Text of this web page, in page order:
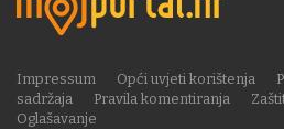
Impressum Opći uvjeti korištenja
sadržaja
Pravila komentiranja
Oglašavanje